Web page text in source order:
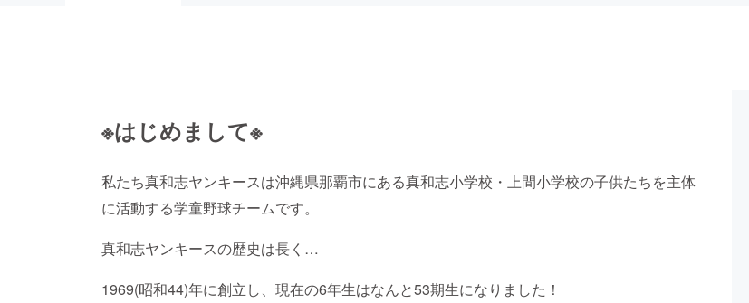
※はじめまして※
私たち真和志ヤンキースは沖縄県那覇市にある真和志小学校・上間小学校の子供たちを主体
に活動する学童野球チームです。
真和志ヤンキースの歴史は長く…
1969(昭和44)年に創立し、現在の6年生はなんと53期生になりました！